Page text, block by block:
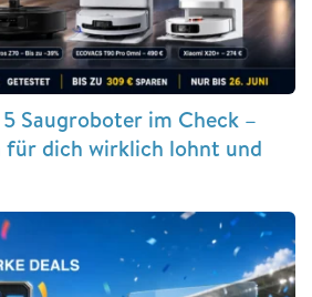
Saugroboter im Check –
für dich wirklich lohnt und